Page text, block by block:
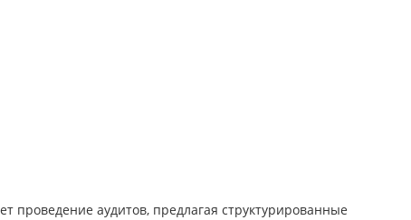
проведение аудитов, предлагая структурированные